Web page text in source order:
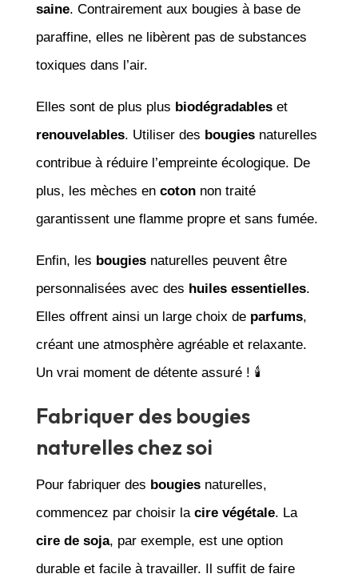
saine. Contrairement aux bougies à base de
paraffine, elles ne libèrent pas de substances
toxiques dans l’air.
Elles sont de plus plus biodégradableset
renouvelables. Utiliser des bougiesnaturelles
contribue à réduire l’empreinte écologique. De
plus, les mèches en cotonnon traité
garantissent une flamme propre et sans fumée.
Enfin, les bougiesnaturelles peuvent être
personnalisées avec des huiles essentielles.
Elles offrent ainsi un large choix de parfums,
créant une atmosphère agréable et relaxante.
Un vrai moment de détente assuré ! 🕯️
Fabriquer des bougies
naturelles chez soi
Pour fabriquer des bougiesnaturelles,
commencez par choisir la cire végétale. La
cire de soja, par exemple, est une option
durable et facile à travailler. Il suffit de faire